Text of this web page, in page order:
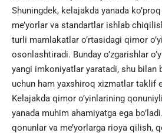
Shuningdek, kelajakda yanada
me’yorlar va standartlar ishlab
turli mamlakatlar o’rtasidagi qimor
osonlashtiradi. Bunday o’zgarishlar
yangi imkoniyatlar yaratadi, shu bilan
uchun ham yaxshiroq xizmatlar taklif
Kelajakda qimor o’yinlarining
yanada muhim ahamiyatga ega
qonunlar va me’yorlarga rioya qilish,